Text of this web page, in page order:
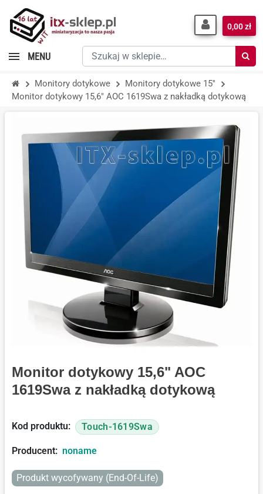
Szukaj
w
sklepie…
0,00 zł
MENU
Monitory dotykowe
Monitory dotykowe 15''
Monitor dotykowy 15,6" AOC 1619Swa z nakładką dotykową
Monitor dotykowy 15,6" AOC
1619Swa z nakładką dotykową
Kod produktu: Touch-1619Swa
Producent: noname
Produkt wycofywany (End-Of-Life)